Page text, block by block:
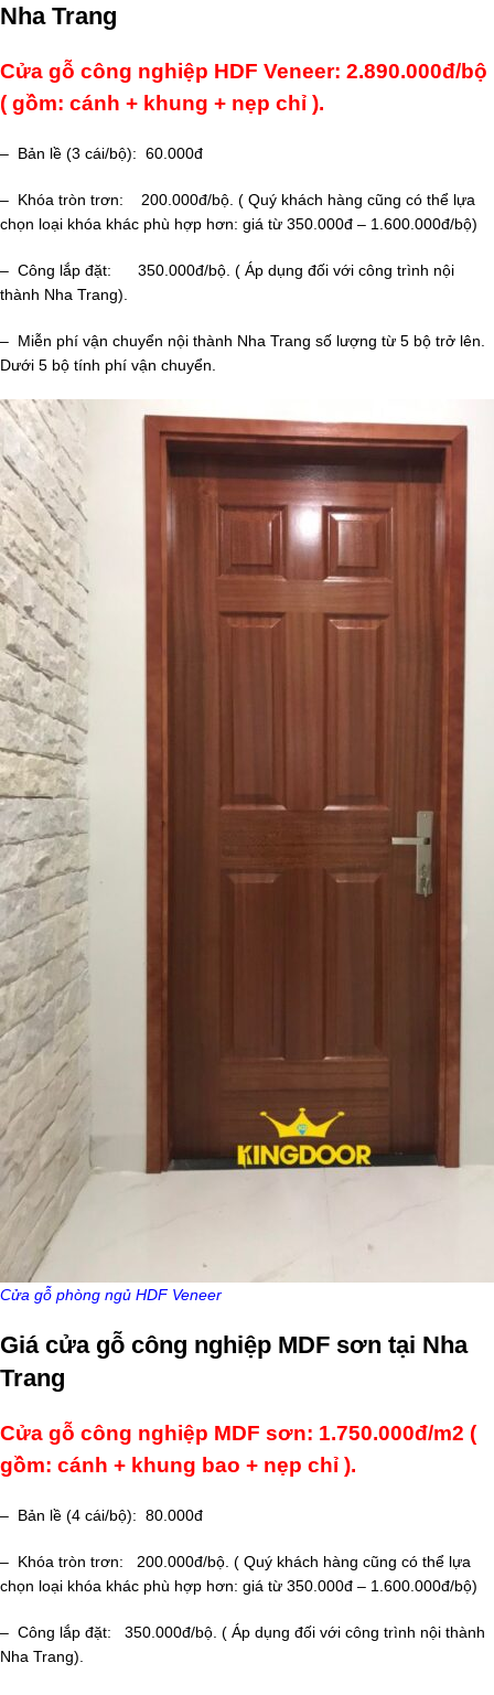
Nha Trang
Cửa gỗ công nghiệp HDF Veneer: 2.890.000đ/bộ
( gồm: cánh + khung + nẹp chỉ ).
– Bản lề (3 cái/bộ): 60.000đ
– Khóa tròn trơn: 200.000đ/bộ. ( Quý khách hàng cũng có thể lựa
chọn loại khóa khác phù hợp hơn: giá từ 350.000đ – 1.600.000đ/bộ)
– Công lắp đặt: 350.000đ/bộ. ( Áp dụng đối với công trình nội
thành Nha Trang).
– Miễn phí vận chuyển nội thành Nha Trang số lượng từ 5 bộ trở lên.
Dưới 5 bộ tính phí vận chuyển.
Cửa gỗ phòng ngủ HDF Veneer
Giá cửa gỗ công nghiệp MDF sơn tại Nha
Trang
Cửa gỗ công nghiệp MDF sơn: 1.750.000đ/m2 (
gồm: cánh + khung bao + nẹp chỉ ).
– Bản lề (4 cái/bộ): 80.000đ
– Khóa tròn trơn: 200.000đ/bộ. ( Quý khách hàng cũng có thể lựa
chọn loại khóa khác phù hợp hơn: giá từ 350.000đ – 1.600.000đ/bộ)
– Công lắp đặt: 350.000đ/bộ. ( Áp dụng đối với công trình nội thành
Nha Trang).